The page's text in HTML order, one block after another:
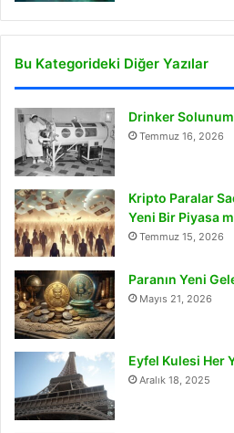
Bu Kategorideki Diğer Yazılar
Drinker
Temmuz 16, 2026
Kripto Paralar
Yeni Bir Piyasa
Temmuz 15, 2026
Paranın Yeni
Mayıs 21, 2026
Eyfel Kulesi Her
Aralık 18, 2025